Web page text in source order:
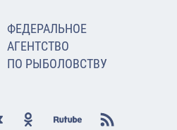
ФЕДЕРАЛЬНОЕ
АГЕНТСТВО
ПО РЫБОЛОВСТВУ